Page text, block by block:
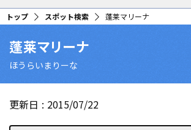
トップ スポット検索 蓬莱マリーナ
蓬莱マリーナ
ほうらいまりーな
更新日 2015/07/22